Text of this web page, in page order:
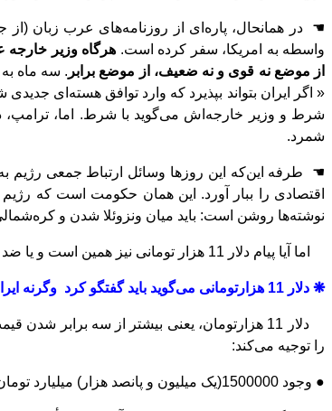
☚ در همانحال، پاره ای از روزنامههای عرب زبان (از جمله
واسطه به امریکا، سفر کرده است. هرگاه وزیر خارجه
از موضع نه قوی و نه ضعیف، از موضع برابر . سه ماه به
« اگر ایران بتواند بپذیرد که وارد توافق هسته‌ای جدیدی
شرط و وزیر خارجه اش میگوید با شرط. اما،
شمرد.
☚ طرفه اینکه این روزها وسائل ارتباط جمعی رﮊیم
اقتصادی را ببار
آورد. این همان حکومت است که
نوشتهها روشن است: باید میان ونزوئلا شدن و کره
اما آیا پیام دلار 11 هزار تومانی نیز همین است و یا ضد این
❋ دلار 11 هزارتومانی می گوید باید گفتگو کرد وگرنه
دلار 11 هزارتومان، یعنی بیشتر از سه برابر شدن قیمت آن، ظرف سه ماه، دلیل اقتصادی ندارد. نه شدت تورم و نه کاهش شدید واردات در کار است تا آن را توجیه
را توجیه میکند:
● وجود 1500000(یک میلیون و پانصد هزار) میلیارد تومان نقدینه و انتشار این شایعه که دولت می